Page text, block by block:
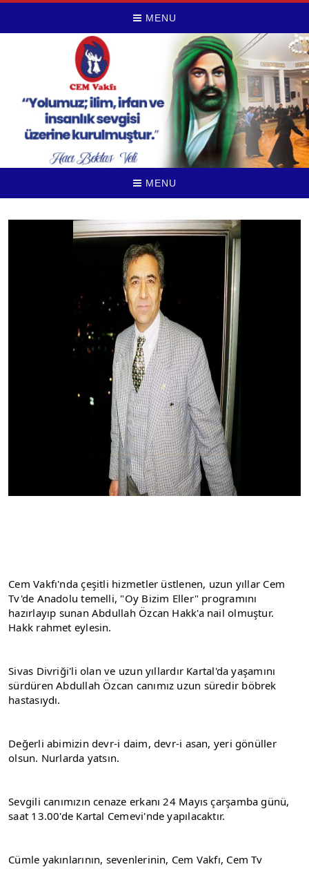
MENU
MENU
Cem Vakfı'nda çeşitli hizmetler üstlenen, uzun yıllar Cem
Tv'de Anadolu temelli, "Oy Bizim Eller" programını
hazırlayıp sunan Abdullah Özcan Hakk'a nail olmuştur.
Hakk rahmet eylesin.
Sivas Divriği'li olan ve uzun yıllardır Kartal'da yaşamını
sürdüren Abdullah Özcan canımız uzun süredir böbrek
hastasıydı.
Değerli abimizin devr-i daim, devr-i asan, yeri gönüller
olsun. Nurlarda yatsın.
Sevgili canımızın cenaze erkanı 24 Mayıs çarşamba günü,
saat 13.00'de Kartal Cemevi'nde yapılacaktır.
Cümle yakınlarının, sevenlerinin, Cem Vakfı, Cem Tv